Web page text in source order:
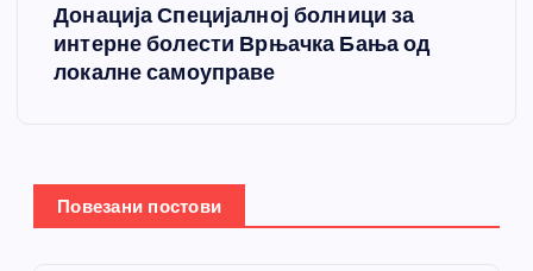
е
ч
Донација Специјалној болници за
интерне болести Врњачка Бања од
локалне самоуправе
Повезани постови